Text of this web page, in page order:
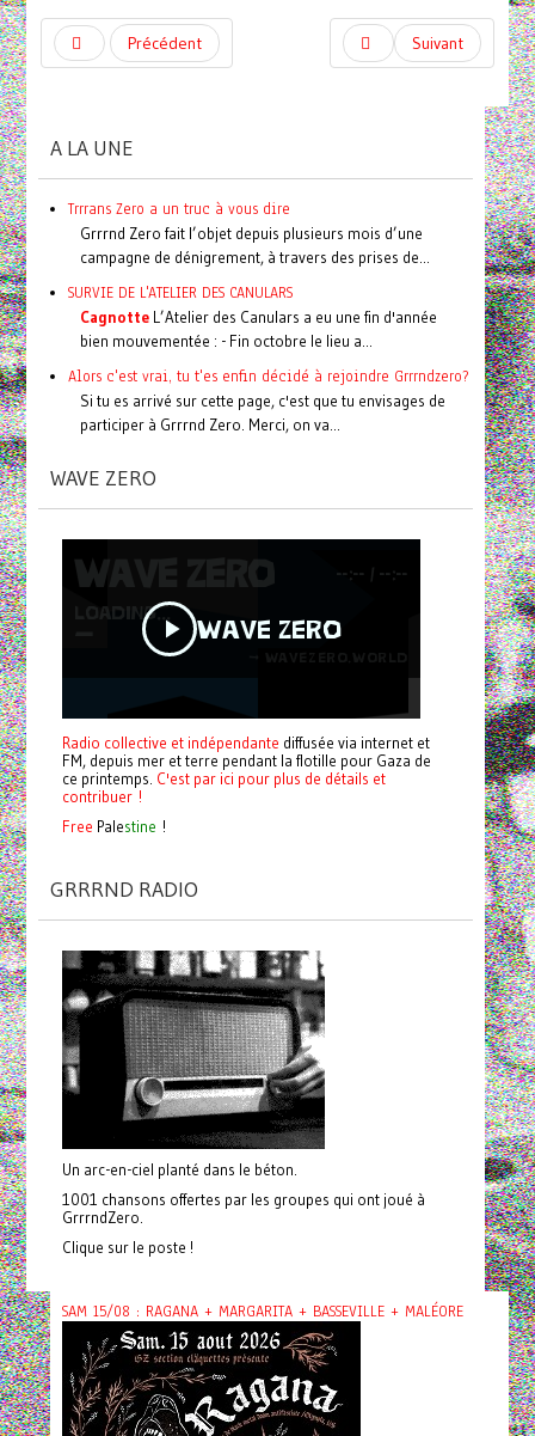
Précédent Suivant
A LA UNE
Trrrans Zero a un truc à vous dire
Grrrnd Zero fait l’objet depuis plusieurs mois d’une
campagne de dénigrement, à travers des prises de...
SURVIE DE L'ATELIER DES CANULARS
CagnotteL’Atelier des Canulars a eu une fin d'année
bien mouvementée : - Fin octobre le lieu a...
Alors c'est vrai, tu t'es enfin décidé à rejoindre Grrrndzero?
Si tu es arrivé sur cette page, c'est que tu envisages de
participer à Grrrnd Zero. Merci, on va...
WAVE ZERO
Radio collective et indépendante diffusée via internet et
FM, depuis mer et terre pendant la flotille pour Gaza de
ce printemps. C'est par ici pour plus de détails et
contribuer !
Free Palestine !
GRRRND RADIO
Un arc-en-ciel planté dans le béton.
1001 chansons offertes par les groupes qui ont joué à
GrrrndZero.
Clique sur le poste !
SAM 15/08 : RAGANA + MARGARITA + BASSEVILLE + MALÉORE